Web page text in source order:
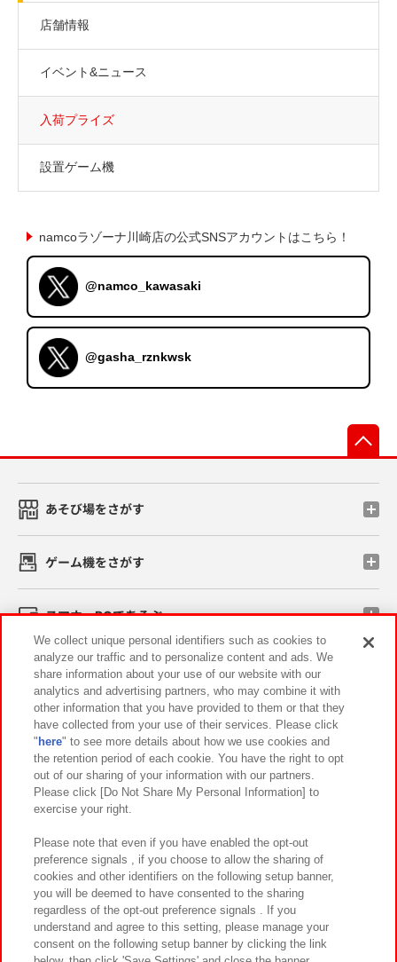
店舗情報
イベント&ニュース
入荷プライズ
設置ゲーム機
namcoラゾーナ川崎店の公式SNSアカウントはこちら！
@namco_kawasaki
@gasha_rznkwsk
あそび場をさがす
ゲーム機をさがす
スマホ・PCであそぶ
イベント・キャンペーン
関連会社 サステナビリティ サイトポリシー
プライバシーポリシー ウェブアクセシビリティ方針と検証結果
お取引先さまとともに
カスタマーハラスメント対応方針 よくあるご質問・お問い合わせ
We collect unique personal identifiers such as cookies to
analyze our traffic and to personalize content and ads. We
share information about your use of our website with our
analytics and advertising partners, who may combine it with
other information that you have provided to them or that they
have collected from your use of their services. Please click
" here" to see more details about how we use cookies and
the retention period of each cookie. You have the right to opt
out of our sharing of your information with our partners.
Please click [Do Not Share My Personal Information] to
exercise your right.
Please note that even if you have enabled the opt-out
preference signals , if you choose to allow the sharing of
cookies and other identifiers on the following setup banner,
you will be deemed to have consented to the sharing
regardless of the opt-out preference signals . If you
understand and agree to this setting, please manage your
consent on the following setup banner by clicking the link